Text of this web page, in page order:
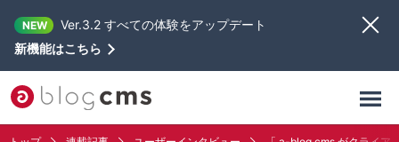
NEW
Ver.3.2 すべての体験をアップデート
新機能はこちら